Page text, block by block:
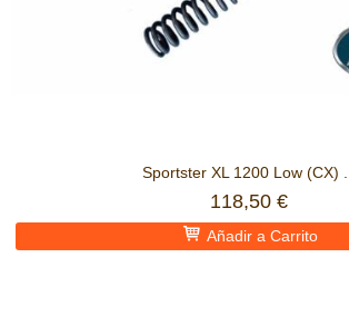
Sportster XL 1200 Low (CX) ...
118,50 €
Añadir a Carrito